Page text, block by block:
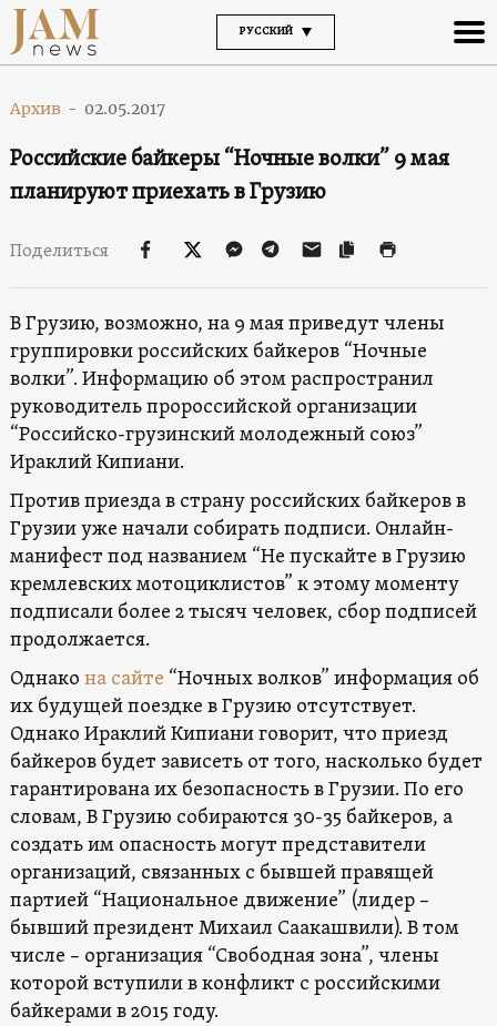
РУССКИЙ
Архив - 02.05.2017
Российские байкеры “Ночные волки” 9 мая
планируют приехать в Грузию
Поделиться
В Грузию, возможно, на 9 мая приведут члены
группировки российских байкеров “Ночные
волки”. Информацию об этом распространил
руководитель пророссийской организации
“Российско-грузинский молодежный союз”
Ираклий Кипиани.
Против приезда в страну российских байкеров в
Грузии уже начали собирать подписи. Онлайн-
манифест под названием “Не пускайте в Грузию
кремлевских мотоциклистов” к этому моменту
подписали более 2 тысяч человек, сбор подписей
продолжается.
Однако на сайте “Ночных волков” информация об
их будущей поездке в Грузию отсутствует.
Однако Ираклий Кипиани говорит, что приезд
байкеров будет зависеть от того, насколько будет
гарантирована их безопасность в Грузии. По его
словам, В Грузию собираются 30-35 байкеров, а
создать им опасность могут представители
организаций, связанных с бывшей правящей
партией “Национальное движение” (лидер –
бывший президент Михаил Саакашвили). В том
числе – организация “Свободная зона”, члены
которой вступили в конфликт с российскими
байкерами в 2015 году.